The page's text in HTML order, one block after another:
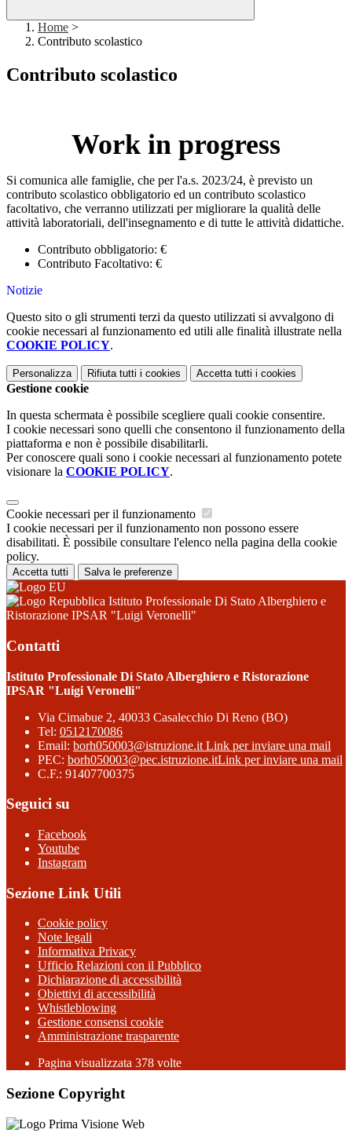
Home >
Contributo scolastico
Contributo scolastico
Work in progress
Si comunica alle famiglie, che per l'a.s. 2023/24, è previsto un
contributo scolastico obbligatorio ed un contributo scolastico
facoltativo, che verranno utilizzati per migliorare la qualità delle
attività laboratoriali, dell'insegnamento e di tutte le attività didattiche.
Contributo obbligatorio: €
Contributo Facoltativo: €
Notizie
Questo sito o gli strumenti terzi da questo utilizzati si avvalgono di
cookie necessari al funzionamento ed utili alle finalità illustrate nella
COOKIE POLICY.
Personalizza Rifiuta tutti i cookies Accetta tutti i cookies
Gestione cookie
In questa schermata è possibile scegliere quali cookie consentire.
I cookie necessari sono quelli che consentono il funzionamento della
piattaforma e non è possibile disabilitarli.
Per conoscere quali sono i cookie necessari al funzionamento potete
visionare la COOKIE POLICY.
Cookie necessari per il funzionamento
I cookie necessari per il funzionamento non possono essere
disabilitati. È possibile consultare l'elenco nella pagina della cookie
policy.
Accetta tutti Salva le preferenze
Istituto Professionale Di Stato Alberghiero e
Ristorazione IPSAR "Luigi Veronelli"
Contatti
Istituto Professionale Di Stato Alberghiero e Ristorazione
IPSAR "Luigi Veronelli"
Via Cimabue 2, 40033 Casalecchio Di Reno (BO)
Tel: 0512170086
Email: borh050003@istruzione.it Link per inviare una mail
PEC: borh050003@pec.istruzione.itLink per inviare una mail
C.F.: 91407700375
Seguici su
Facebook
Youtube
Instagram
Sezione Link Utili
Cookie policy
Note legali
Informativa Privacy
Ufficio Relazioni con il Pubblico
Dichiarazione di accessibilità
Obiettivi di accessibilità
Whistleblowing
Gestione consensi cookie
Amministrazione trasparente
Pagina visualizzata 378 volte
Sezione Copyright